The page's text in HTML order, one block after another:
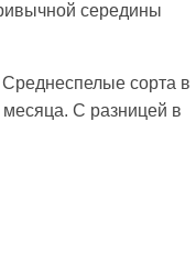
середины
сорта в
С разницей в